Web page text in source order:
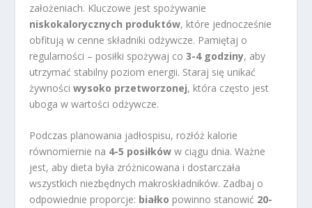
założeniach. Kluczowe jest spożywanie
niskokalorycznych produktów, które jednocześnie
obfitują w cenne składniki odżywcze. Pamiętaj o
regularności – posiłki spożywaj co3-4 godziny, aby
utrzymać stabilny poziom energii. Staraj się unikać
żywnościwysoko przetworzonej, która często jest
uboga w wartości odżywcze.
Podczas planowania jadłospisu, rozłóż kalorie
równomiernie na 4-5 posiłków w ciągu dnia. Ważne
jest, aby dieta była zróżnicowana i dostarczała
wszystkich niezbędnych makroskładników. Zadbaj o
odpowiednie proporcje: białko powinno stanowić 20-